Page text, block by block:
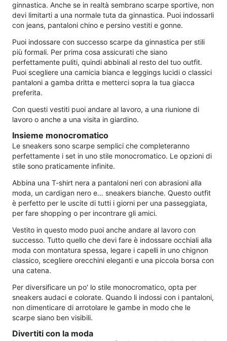
ginnastica. Anche se in realtà sembrano scarpe sportive, non
devi limitarti a una normale tuta da ginnastica. Puoi indossarli
con jeans, pantaloni chino e persino vestiti e gonne.
Puoi indossare con successo scarpe da ginnastica per stili
più formali. Per prima cosa assicurati che siano
perfettamente puliti, quindi abbinali al resto del tuo outfit.
Puoi scegliere una camicia bianca e leggings lucidi o classici
pantaloni a gamba dritta e metterci sopra la tua giacca
preferita.
Con questi vestiti puoi andare al lavoro, a una riunione di
lavoro o anche a una visita in giardino.
Insieme monocromatico
Le sneakers sono scarpe semplici che completeranno
perfettamente i set in uno stile monocromatico. Le opzioni di
stile sono praticamente infinite.
Abbina una T-shirt nera a pantaloni neri con abrasioni alla
moda, un cardigan nero e… sneakers bianche. Questo outfit
è perfetto per le uscite di tutti i giorni per una passeggiata,
per fare shopping o per incontrare gli amici.
Vestito in questo modo puoi anche andare al lavoro con
successo. Tutto quello che devi fare è indossare occhiali alla
moda con montatura spessa, legare i capelli in uno chignon
classico, scegliere orecchini eleganti e una piccola borsa con
una catena.
Per diversificare un po' lo stile monocromatico, opta per
sneakers audaci e colorate. Quando li indossi con i pantaloni,
non dimenticare di arrotolare le gambe in modo che le
scarpe siano ben visibili.
Divertiti con la moda